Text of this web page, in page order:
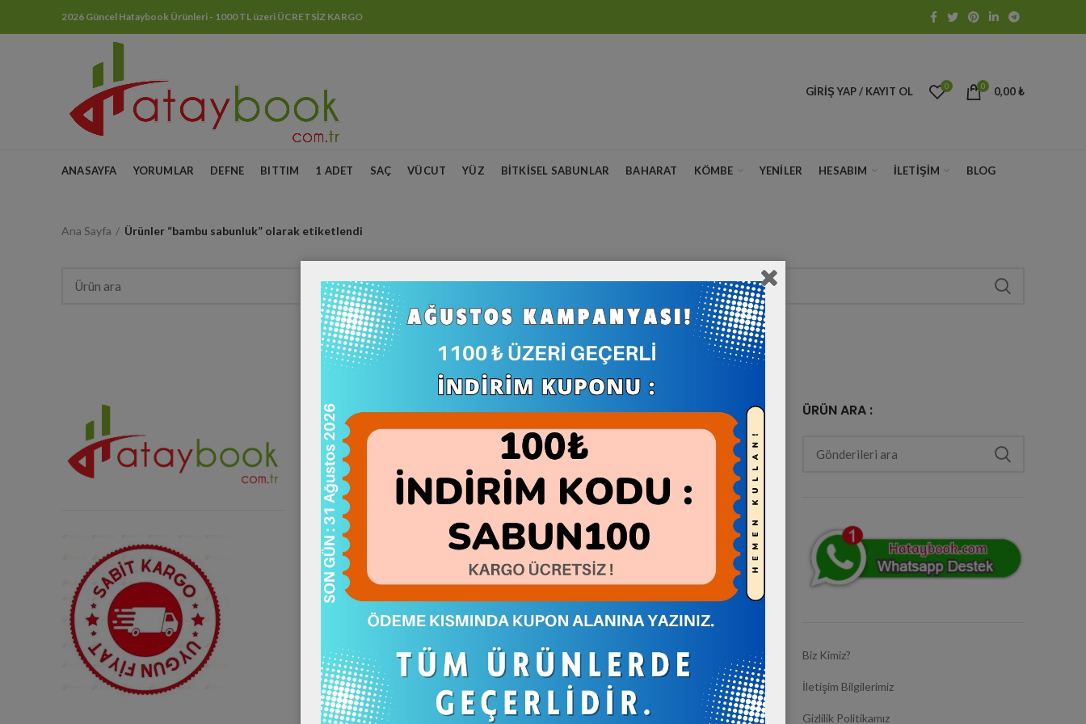
2026 Güncel Hataybook Ürünleri - 1000 TL üzeri ÜCRETSİZ KARGO
GIRIŞ YAP / KAYIT OL 0 0 0,00₺
ANASAYFA YORUMLAR DEFNE BITTIM 1 ADET SAÇ VÜCUT YÜZ BITKISEL SABUNLAR BAHARAT KÖMBE YENILER HESABIM İLETIŞIM BLOG
Ana Sayfa Ürünler “bambu sabunluk” olarak etiketlendi
Sosyal Medya Hesaplarımız:
Instagram / hataybookcom
Twitter / hataybookcom
Facebook / hataybookcom
Youtube / hataybookcom
Diğer Mağazalarımız :
Trendyol >> HATAYBOOK <<
Hepsiburada >> HATAYBOOK <<
Tüm Kredi Kartları ile Ödeme
ÜRÜN ARA :
Biz Kimiz?
İletişim Bilgilerimiz
Gizlilik Politikamız